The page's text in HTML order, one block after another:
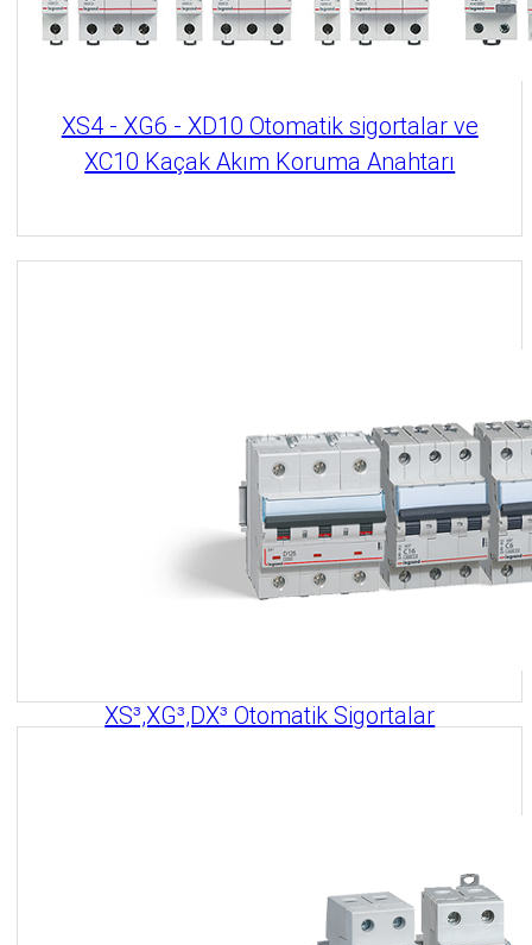
XS4 - XG6 - XD10 Otomatik sigortalar ve
XC10 Kaçak Akım Koruma Anahtarı
XS³,XG³,DX³ Otomatik Sigortalar